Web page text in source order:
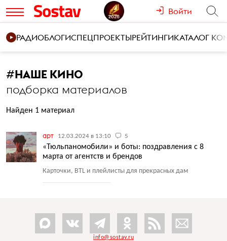
Войти
РАДИОБЛОГИСПЕЦПРОЕКТЫРЕЙТИНГИКАТАЛОГ
#НАШЕ КИНО
подборка материалов
Найден 1 материал
арт 12.03.2024 в 13:10 5
«Тюльпаномобили» и боты: поздравления с 8
марта от агентств и брендов
Карточки, BTL и плейлисты для прекрасных дам
info@sostav.ru